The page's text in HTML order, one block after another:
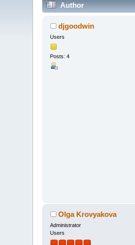
Author
djgoodwin
Users
Posts: 4
Olga Krovyakova
Administrator
Users